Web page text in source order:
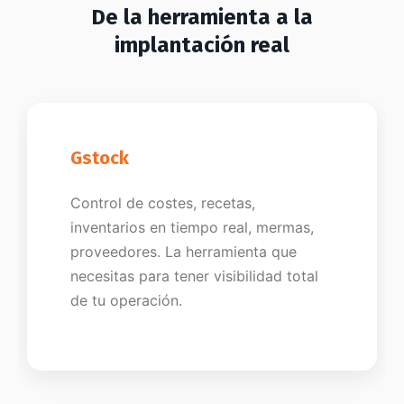
De la herramienta a la
implantación real
Gstock
Control de costes, recetas,
inventarios en tiempo real, mermas,
proveedores. La herramienta que
necesitas para tener visibilidad total
de tu operación.